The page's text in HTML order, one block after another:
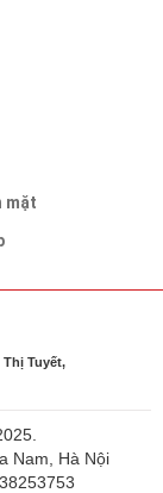
mặt
Thị Tuyết,
Nam, Hà Nội